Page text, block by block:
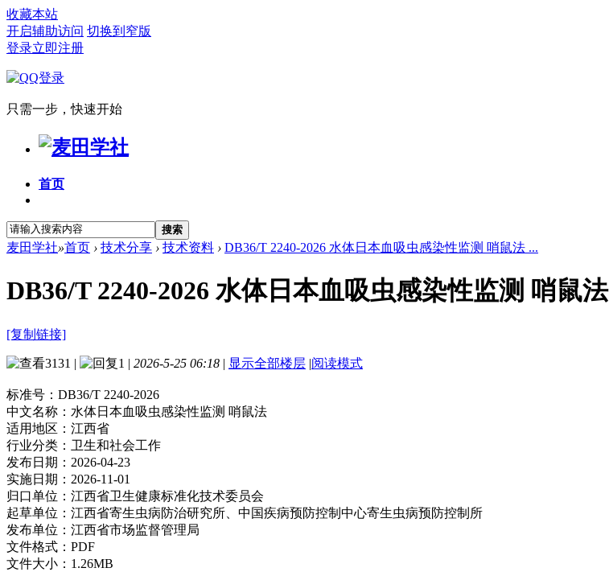
收藏本站
开启辅助访问 切换到窄版
登录立即注册
只需一步，快速开始
首页
搜索
麦田学社»首页 › 技术分享 › 技术资料 › DB36/T 2240-2026 水体日本血吸虫感染性监测 哨鼠法 ...
DB36/T 2240-2026 水体日本血吸虫感染性监测 哨鼠法
[复制链接]
3131 | 1 | 2026-5-25 06:18 | 显示全部楼层 |阅读模式
标准号： DB36/T 2240-2026
中文名称： 水体日本血吸虫感染性监测 哨鼠法
适用地区： 江西省
行业分类： 卫生和社会工作
发布日期： 2026-04-23
实施日期： 2026-11-01
归口单位： 江西省卫生健康标准化技术委员会
起草单位： 江西省寄生虫病防治研究所、中国疾病预防控制中心寄生虫病预防控制所
发布单位： 江西省市场监督管理局
文件格式： PDF
文件大小： 1.26MB